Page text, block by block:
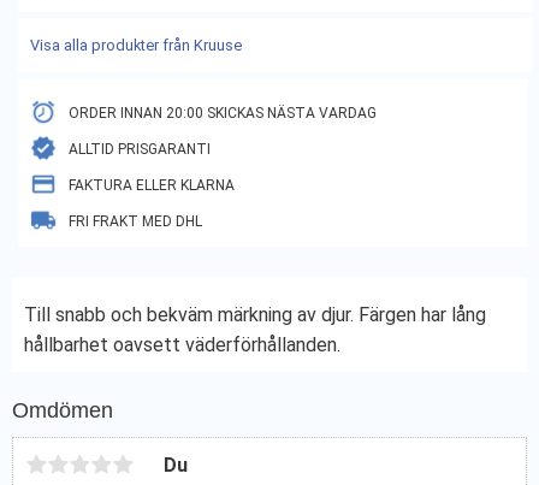
Visa alla produkter från Kruuse
ORDER INNAN 20:00 SKICKAS NÄSTA VARDAG
ALLTID PRISGARANTI
FAKTURA ELLER KLARNA
FRI FRAKT MED DHL
Till snabb och bekväm märkning av djur. Färgen har lång
hållbarhet oavsett väderförhållanden.
Omdömen
Du